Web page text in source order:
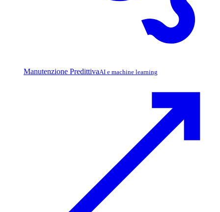
Manutenzione PredittivaAI e machine learning